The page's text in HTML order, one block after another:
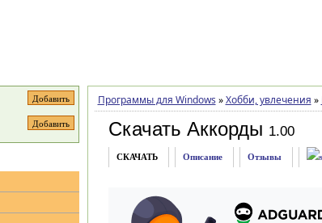
Программы для Windows » Хобби, увлечения »
Скачать Аккорды 1.00
СКАЧАТЬ Описание Отзывы